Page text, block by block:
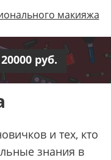
макияжа
20000 руб.
и тех, кто
знания в